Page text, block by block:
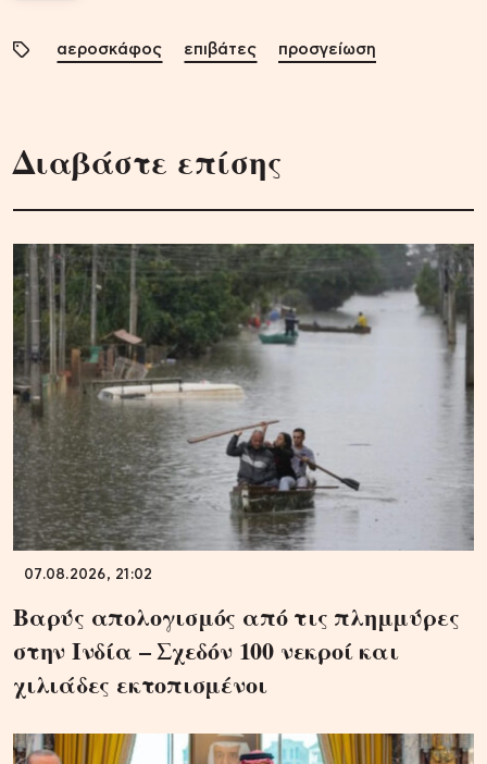
αεροσκάφος επιβάτες προσγείωση
Διαβάστε επίσης
07.08.2026, 21:02
Βαρύς απολογισμός από τις πλημμύρες
στην Ινδία – Σχεδόν 100 νεκροί και
χιλιάδες εκτοπισμένοι